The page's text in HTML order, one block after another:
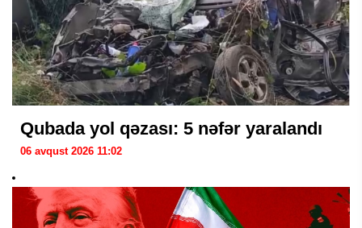
Qubada yol qəzası: 5 nəfər yaralandı
06 avqust 2026 11:02